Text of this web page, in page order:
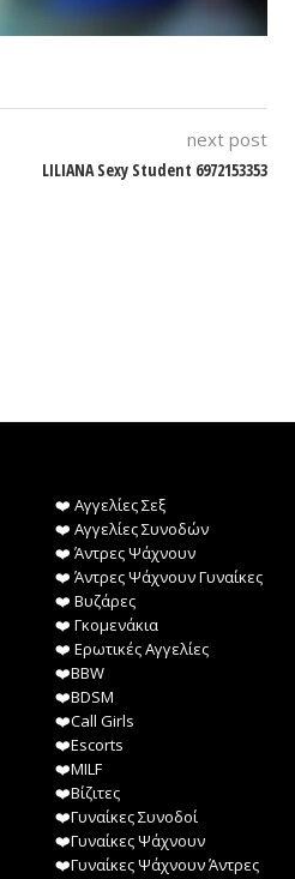
next post
LILIANA Sexy Student 6972153353
❤️️ Αγγελίες Σεξ
❤️️ Αγγελίες Συνοδών
❤️️ Άντρες Ψάχνουν
❤️️ Άντρες Ψάχνουν Γυναίκες
❤️️ Βυζάρες
❤️️ Γκομενάκια
❤️️ Ερωτικές Αγγελίες
❤️️BBW
❤️️BDSM
❤️️Call Girls
❤️️Escorts
❤️️MILF
❤️️Βίζιτες
❤️️Γυναίκες Συνοδοί
❤️️Γυναίκες Ψάχνουν
❤️️Γυναίκες Ψάχνουν Άντρες